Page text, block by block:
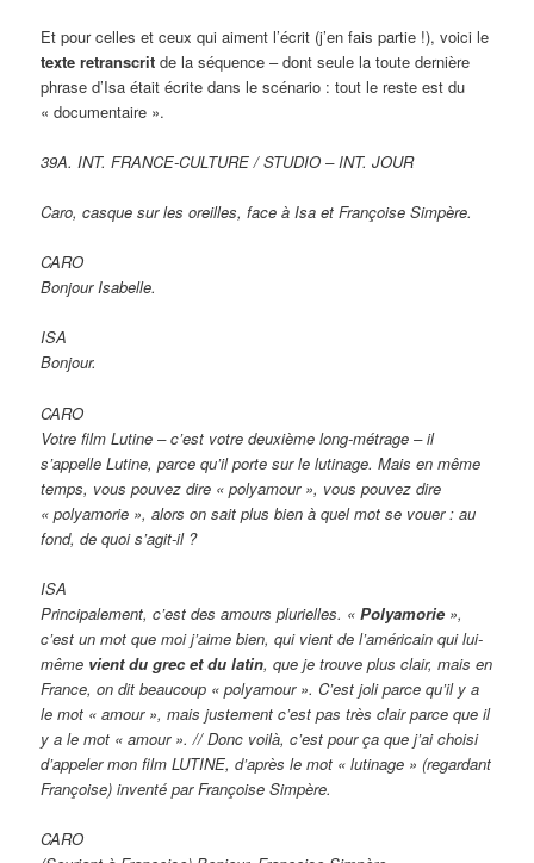
Et pour celles et ceux qui aiment l’écrit (j’en fais partie !), voici le
texte retranscrit de la séquence – dont seule la toute dernière
phrase d’Isa était écrite dans le scénario : tout le reste est du
« documentaire ».
39A. INT. FRANCE-CULTURE / STUDIO – INT. JOUR
Caro, casque sur les oreilles, face à Isa et Françoise Simpère.
CARO
Bonjour Isabelle.
ISA
Bonjour.
CARO
Votre film Lutine – c’est votre deuxième long-métrage – il
s’appelle Lutine, parce qu’il porte sur le lutinage. Mais en même
temps, vous pouvez dire « polyamour », vous pouvez dire
« polyamorie », alors on sait plus bien à quel mot se vouer : au
fond, de quoi s’agit-il ?
ISA
Principalement, c’est des amours plurielles. «Polyamorie »,
c’est un mot que moi j’aime bien, qui vient de l’américain qui lui-
même vient du grec et du latin, que je trouve plus clair, mais en
France, on dit beaucoup « polyamour ». C’est joli parce qu’il y a
le mot « amour », mais justement c’est pas très clair parce que il
y a le mot « amour ». // Donc voilà, c’est pour ça que j’ai choisi
d’appeler mon film LUTINE, d’après le mot « lutinage » (regardant
Françoise) inventé par Françoise Simpère.
CARO